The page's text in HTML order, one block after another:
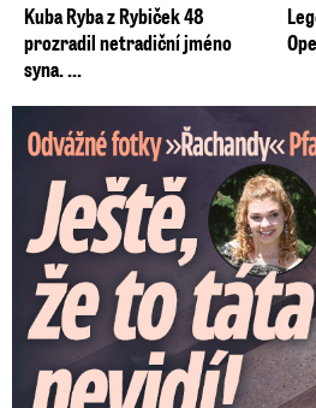
Kuba Ryba z Rybiček 48
prozradil netradiční jméno
syna. ...
Odvážné fotky Denisy Pfauserové: